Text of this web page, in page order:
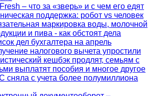
– что за «зверь» и с чем его едят
поддержка: робот vs человек
маркировка воды, молочной
и пива - как обстоят дела
дел бухгалтера на апрель
налогового вычета упростили
кешбэк продлят, семьям с
выплатят пособия и многое другое
сняла с учета более полумиллиона